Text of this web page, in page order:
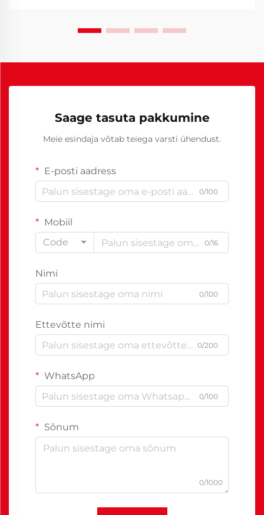
Saage tasuta pakkumine
Meie esindaja võtab teiega varsti ühendust.
E-posti aadress
0/100
Mobiil
Code
0/16
Nimi
0/100
Ettevõtte nimi
0/200
WhatsApp
0/100
Sõnum
0/1000